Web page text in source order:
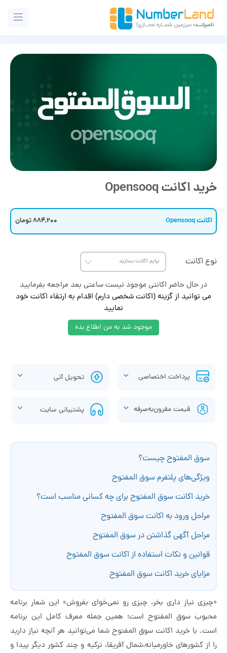
خرید اکانت Opensooq
اکانت Opensooq 884,200 تومان
نوع اکانت
در حال حاضر اکانتی موجود نیست ساعتی بعد مراجعه بفرمایید
می توانید از گزینه (اکانت شخصی دارم) اقدام به ارتقاء اکانت خود
نمایید
موجود شد به من اطلاع بده
پرداخت اختصاصی تحویل آنی
قیمت مقرون‌به‌صرفه پشتیبانی سایت
سوق المفتوح چیست؟
ویژگی‌های پلتفرم سوق المفتوح
خرید اکانت سوق المفتوح برای چه کسانی مناسب است؟
مراحل ورود به اکانت سوق المفتوح
مراحل آگهی گذاشتن در سوق المفتوح
قوانین و نکات استفاده از اکانت سوق المفتوح
مزایای خرید اکانت سوق المفتوح
«چیزی نیاز داری بخر، چیزی رو نمی‌خوای بفروش» این شعار برنامه
محبوب سوق المفتوح است؛ همین جمله معرف کامل این برنامه
است. با خرید اکانت سوق المفتوح شما می‌توانید هر آنچه نیاز دارید
را از کشورهای خاورمیانه،شمال آفریقا، ترکیه و چند کشور دیگر پیدا و